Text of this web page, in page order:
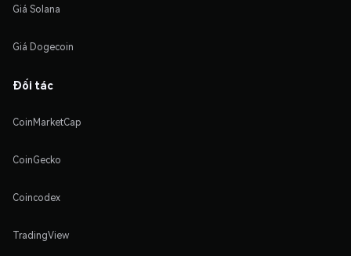
Giá Solana
Giá Dogecoin
Đối tác
CoinMarketCap
CoinGecko
Coincodex
TradingView